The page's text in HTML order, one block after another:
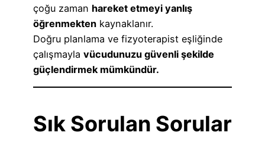
çoğu zaman hareket etmeyi yanlış
öğrenmekten kaynaklanır.
Doğru planlama ve fizyoterapist eşliğinde
çalışmayla vücudunuzu güvenli şekilde
güçlendirmek mümkündür.
Sık Sorulan Sorular